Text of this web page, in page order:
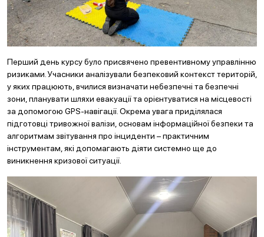
Перший день курсу було присвячено превентивному управлінню
ризиками. Учасники аналізували безпековий контекст територій,
у яких працюють, вчилися визначати небезпечні та безпечні
зони, планувати шляхи евакуації та орієнтуватися на місцевості
за допомогою GPS-навігації. Окрема увага приділялася
підготовці тривожної валізи, основам інформаційної безпеки та
алгоритмам звітування про інциденти – практичним
інструментам, які допомагають діяти системно ще до
виникнення кризової ситуації.